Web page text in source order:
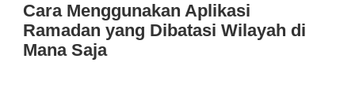
Cara Menggunakan Aplikasi
Ramadan yang Dibatasi Wilayah di
Mana Saja